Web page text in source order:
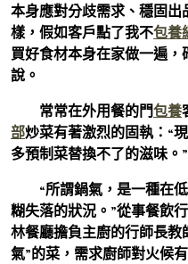
本身應對分歧需求、穩固出
樣，假如客戶點了我不包養
買好食材本身在家做一遍
說。
常常在外用餐的門包養
部炒菜有著激烈的固執：“
多預制菜替換不了的滋味。”
“所謂鍋氣，是一種在
糊失落的狀況。”從事餐飲
林餐廳擔負主廚的行師長教
氣”的菜，需求廚師對火候